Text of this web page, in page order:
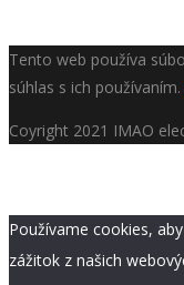
Tento web používa
súhlas s ich používaním.
Coyright 2021 IMAO
Používame cookies,
zážitok z našich